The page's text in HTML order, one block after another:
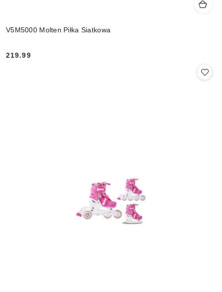
V5M5000 Molten Piłka Siatkowa
Cena:
219.99